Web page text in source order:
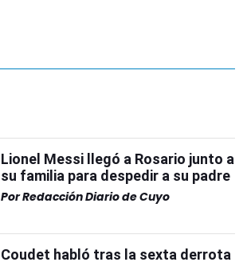
Lionel Messi llegó a Rosario junto a
su familia para despedir a su padre
PorRedacción Diario de Cuyo
Coudet habló tras la sexta derrota